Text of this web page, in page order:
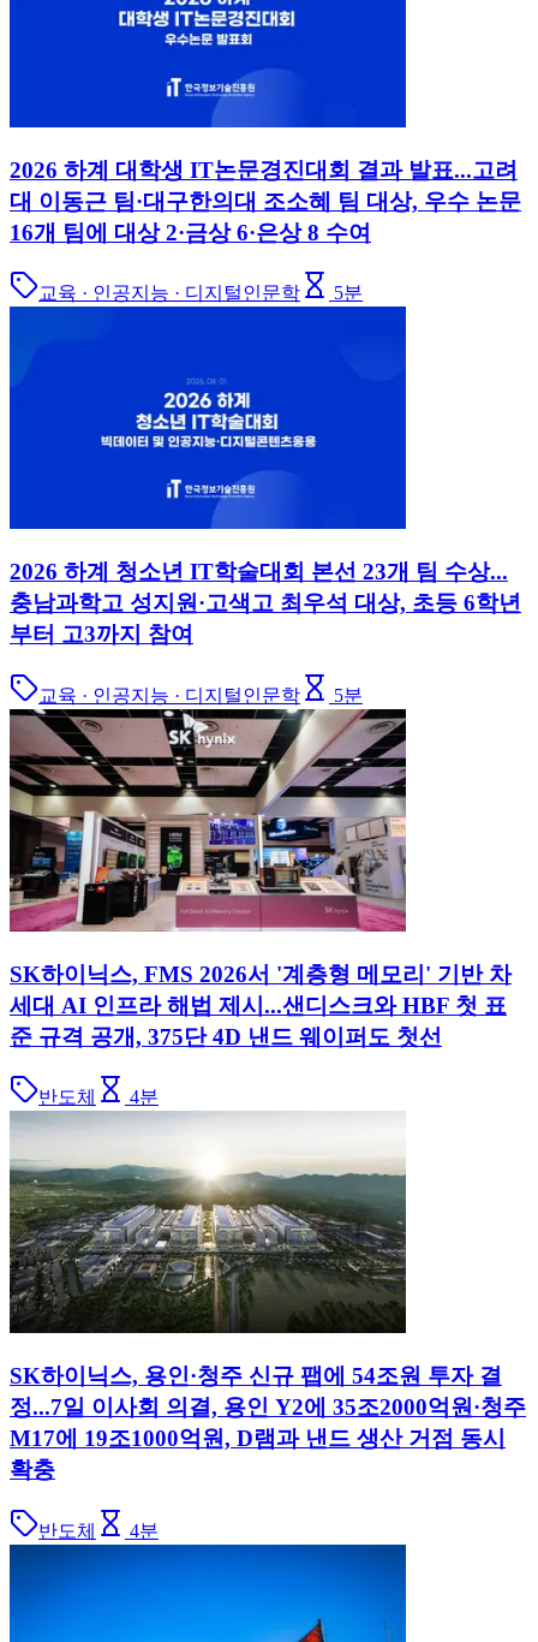
2026 하계 대학생 IT논문경진대회 결과 발표...고려
대 이동근 팀·대구한의대 조소혜 팀 대상, 우수 논문
16개 팀에 대상 2·금상 6·은상 8 수여
교육 · 인공지능 · 디지털인문학 5분
2026 하계 청소년 IT학술대회 본선 23개 팀 수상...
충남과학고 성지원·고색고 최우석 대상, 초등 6학년
부터 고3까지 참여
교육 · 인공지능 · 디지털인문학 5분
SK하이닉스, FMS 2026서 '계층형 메모리' 기반 차
세대 AI 인프라 해법 제시...샌디스크와 HBF 첫 표
준 규격 공개, 375단 4D 낸드 웨이퍼도 첫선
반도체 4분
SK하이닉스, 용인·청주 신규 팹에 54조원 투자 결
정...7일 이사회 의결, 용인 Y2에 35조2000억원·청주
M17에 19조1000억원, D램과 낸드 생산 거점 동시
확충
반도체 4분